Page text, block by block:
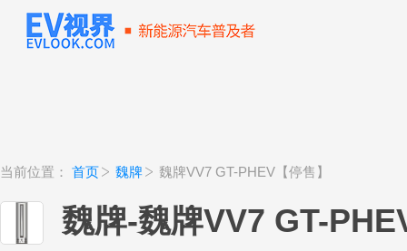
当前位置： 首页 魏牌 魏牌VV7 GT-PHEV【停售】
魏牌-魏牌VV7 GT-